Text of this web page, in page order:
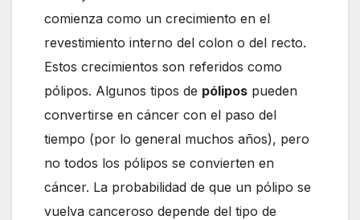
comienza como un crecimiento en el
revestimiento interno del colon o del recto.
Estos crecimientos son referidos como
pólipos. Algunos tipos de pólipos pueden
convertirse en cáncer con el paso del
tiempo (por lo general muchos años), pero
no todos los pólipos se convierten en
cáncer. La probabilidad de que un pólipo se
vuelva canceroso depende del tipo de